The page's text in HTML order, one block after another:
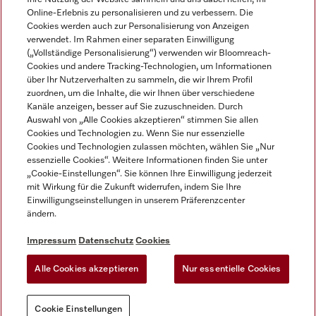
Impressum
AGB
Datenschutz
Nutzungsbedigungen
EU-Gesetzen über digitale Dienste
Miele auf Instagram
Miele auf Facebook
Miele auf Youtube
Online-Erlebnis zu personalisieren und zu verbessern. Die
Cookies werden auch zur Personalisierung von Anzeigen
verwendet. Im Rahmen einer separaten Einwilligung
(„Vollständige Personalisierung“) verwenden wir Bloomreach-
Cookies und andere Tracking-Technologien, um Informationen
über Ihr Nutzerverhalten zu sammeln, die wir Ihrem Profil
zuordnen, um die Inhalte, die wir Ihnen über verschiedene
Kanäle anzeigen, besser auf Sie zuzuschneiden. Durch
Auswahl von „Alle Cookies akzeptieren“ stimmen Sie allen
Cookies und Technologien zu. Wenn Sie nur essenzielle
Cookies und Technologien zulassen möchten, wählen Sie „Nur
essenzielle Cookies“. Weitere Informationen finden Sie unter
„Cookie-Einstellungen“. Sie können Ihre Einwilligung jederzeit
mit Wirkung für die Zukunft widerrufen, indem Sie Ihre
Einwilligungseinstellungen in unserem Präferenzcenter
ändern.
Impressum Datenschutz Cookies
Alle Cookies akzeptieren Nur essentielle Cookies
Cookie Einstellungen